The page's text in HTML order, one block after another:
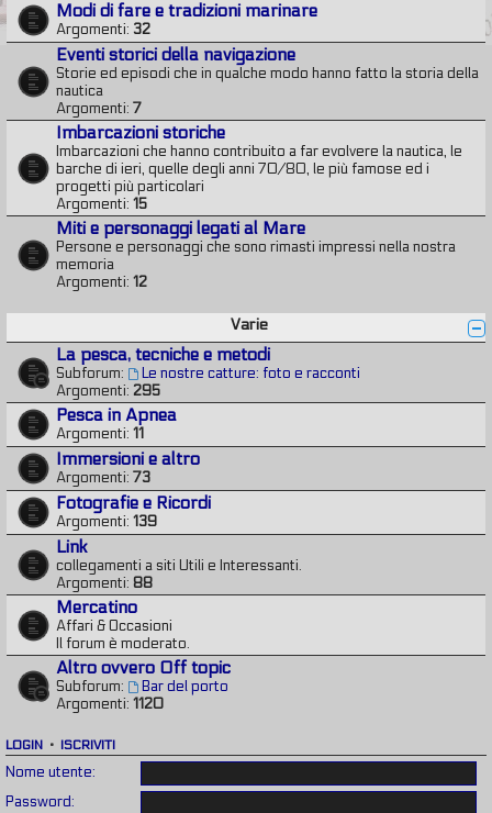
Modi di fare e tradizioni marinare
Argomenti: 32
Eventi storici della navigazione
Storie ed episodi che in qualche modo hanno fatto la storia della
nautica
Argomenti: 7
Imbarcazioni storiche
Imbarcazioni che hanno contribuito a far evolvere la nautica, le
barche di ieri, quelle degli anni 70/80, le più famose ed i
progetti più particolari
Argomenti: 15
Miti e personaggi legati al Mare
Persone e personaggi che sono rimasti impressi nella nostra
memoria
Argomenti: 12
Varie
La pesca, tecniche e metodi
Subforum:
Le nostre catture: foto e racconti
Argomenti: 295
Pesca in Apnea
Argomenti: 11
Immersioni e altro
Argomenti: 73
Fotografie e Ricordi
Argomenti: 139
Link
collegamenti a siti Utili e Interessanti.
Argomenti: 88
Mercatino
Affari & Occasioni
Il forum è moderato.
Altro ovvero Off topic
Subforum:
Bar del porto
Argomenti: 1120
LOGIN • ISCRIVITI
Nome utente:
Password: